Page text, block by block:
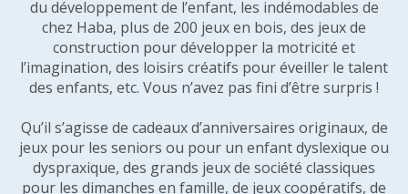
du développement de l’enfant, les indémodables de
chez Haba, plus de 200 jeux en bois, des jeux de
construction pour développer la motricité et
l’imagination, des loisirs créatifs pour éveiller le talent
des enfants, etc. Vous n’avez pas fini d’être surpris !
Qu’il s’agisse de cadeaux d’anniversaires originaux, de
jeux pour les seniors ou pour un enfant dyslexique ou
dyspraxique, des grands jeux de société classiques
pour les dimanches en famille, de jeux coopératifs, de